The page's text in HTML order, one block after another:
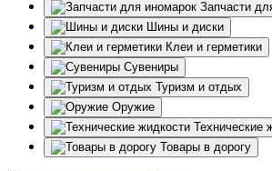
Запчасти
Шины и диски
Клеи и герметики
Сувениры
Туризм и отдых
Оружие
Технические
Товары в дорогу